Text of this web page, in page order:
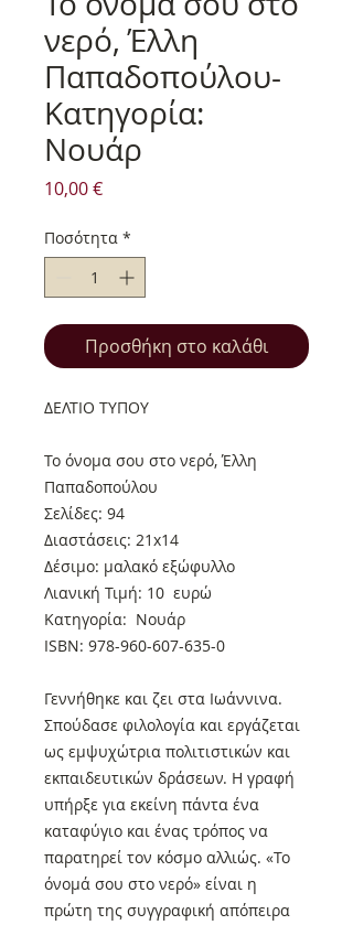
νερό, Έλλη
Παπαδοπούλου-
Κατηγορία:
Νουάρ
10,00 €Τιμή
Ποσότητα *
Προσθήκη στο καλάθι
ΔΕΛΤΙΟ ΤΥΠΟΥ
Το όνομα σου στο νερό, Έλλη
Παπαδοπούλου
Σελίδες: 94
Διαστάσεις: 21x14
Δέσιμο: μαλακό εξώφυλλο
Λιανική Τιμή: 10 ευρώ
Κατηγορία: Νουάρ
ISBN: 978-960-607-635-0
Γεννήθηκε και ζει στα Ιωάννινα.
Σπούδασε φιλολογία και εργάζεται
ως εμψυχώτρια πολιτιστικών και
εκπαιδευτικών δράσεων. Η γραφή
υπήρξε για εκείνη πάντα ένα
καταφύγιο και ένας τρόπος να
παρατηρεί τον κόσμο αλλιώς. «Το
όνομά σου στο νερό» είναι η
πρώτη της συγγραφική απόπειρα